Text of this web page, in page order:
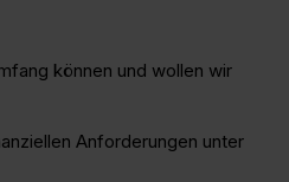
können und wollen wir
Anforderungen unter